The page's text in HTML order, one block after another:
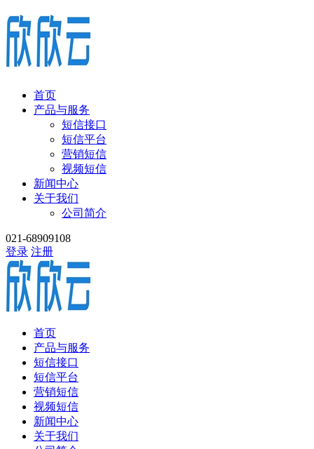
首页
产品与服务
短信接口
短信平台
营销短信
视频短信
新闻中心
关于我们
公司简介
021-68909108
登录 注册
首页
产品与服务
短信接口
短信平台
营销短信
视频短信
新闻中心
关于我们